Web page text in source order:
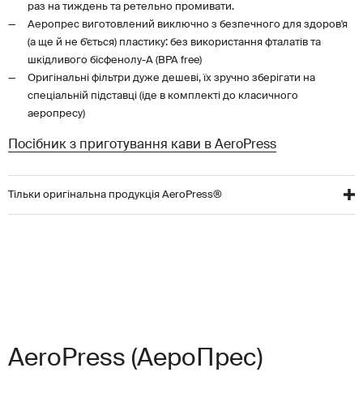
раз на тиждень та ретельно промивати.
Аеропрес виготовлений виключно з безпечного для здоров'я
(а ще й не б'ється) пластику: без використання фталатів та
шкідливого бісфенолу-А (BPA free)
Оригінальні фільтри дуже дешеві, їх зручно зберігати на
спеціальній підставці (іде в комплекті до класичного
аеропресу)
Посібник з приготування кави в AeroPress
Тільки оригінальна продукція AeroPress®
AeroPress (АероПрес)